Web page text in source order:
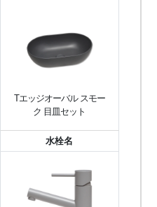
Tエッジオーバル スモー
ク 目皿セット
水栓名